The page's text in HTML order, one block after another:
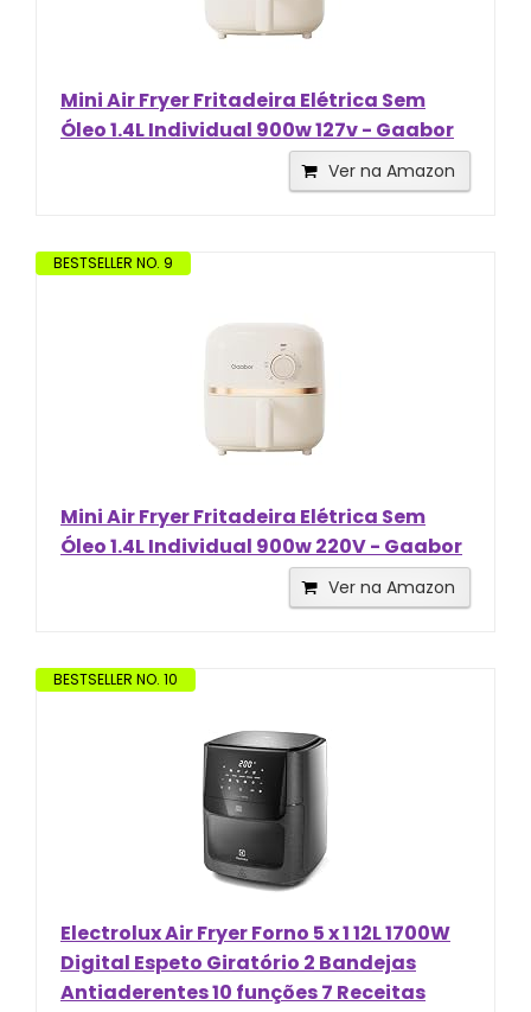
Mini Air Fryer Fritadeira Elétrica Sem
Óleo 1.4L Individual 900w 127v - Gaabor
Ver na Amazon
BESTSELLER NO. 9
Mini Air Fryer Fritadeira Elétrica Sem
Óleo 1.4L Individual 900w 220V - Gaabor
Ver na Amazon
BESTSELLER NO. 10
Electrolux Air Fryer Forno 5 x 1 12L 1700W
Digital Espeto Giratório 2 Bandejas
Antiaderentes 10 funções 7 Receitas